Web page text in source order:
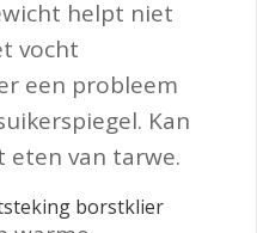
helpt niet
vocht
een probleem
Kan
eten van tarwe.
borstklier